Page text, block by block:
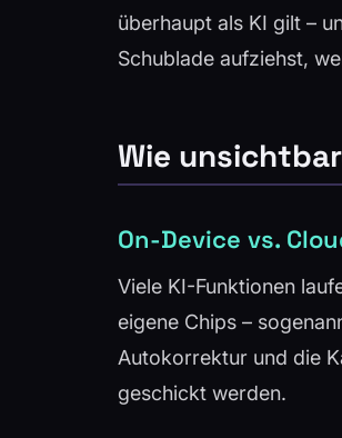
überhaupt als KI gilt –
Schublade aufziehst,
Wie
On-Device vs.
Viele KI-Funktionen
eigene Chips –
Autokorrektur und die
geschickt werden.